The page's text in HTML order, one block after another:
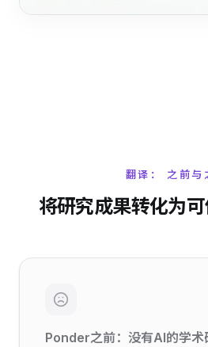
翻译： 之前与
将研究成果转化为
Ponder之前：没有AI的学术